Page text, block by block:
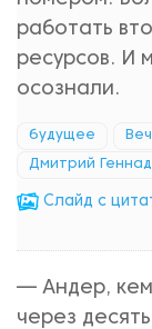
работать
ресурсов. И
осознали.
будущее
Дмитрий
Cлайд с
— Андер, кем
через